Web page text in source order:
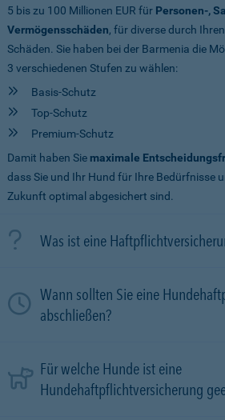
5 bis zu 100 Millionen EUR für Personen-,
Vermögensschäden, für diverse durch
Schäden. Sie haben bei der Barmenia die
3 verschiedenen Stufen zu wählen:
Basis-Schutz
Top-Schutz
Premium-Schutz
Damit haben Sie maximale
dass Sie und Ihr Hund für Ihre Bedürfnisse
Zukunft optimal abgesichert sind.
Was ist eine
Wann sollten Sie eine
abschließen?
Für welche Hunde ist eine
Hundehaftpflichtversicherung